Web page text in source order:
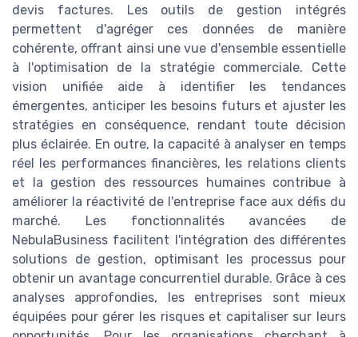
devis factures. Les outils de gestion intégrés
permettent d'agréger ces données de manière
cohérente, offrant ainsi une vue d'ensemble essentielle
à l'optimisation de la stratégie commerciale. Cette
vision unifiée aide à identifier les tendances
émergentes, anticiper les besoins futurs et ajuster les
stratégies en conséquence, rendant toute décision
plus éclairée. En outre, la capacité à analyser en temps
réel les performances financières, les relations clients
et la gestion des ressources humaines contribue à
améliorer la réactivité de l'entreprise face aux défis du
marché. Les fonctionnalités avancées de
NebulaBusiness facilitent l'intégration des différentes
solutions de gestion, optimisant les processus pour
obtenir un avantage concurrentiel durable. Grâce à ces
analyses approfondies, les entreprises sont mieux
équipées pour gérer les risques et capitaliser sur leurs